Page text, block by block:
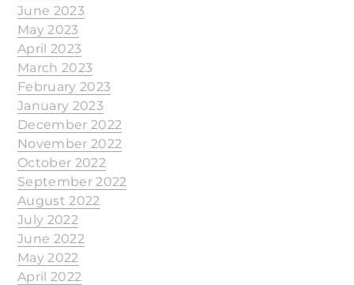
June 2023
May 2023
April 2023
March 2023
February 2023
January 2023
December 2022
November 2022
October 2022
September 2022
August 2022
July 2022
June 2022
May 2022
April 2022